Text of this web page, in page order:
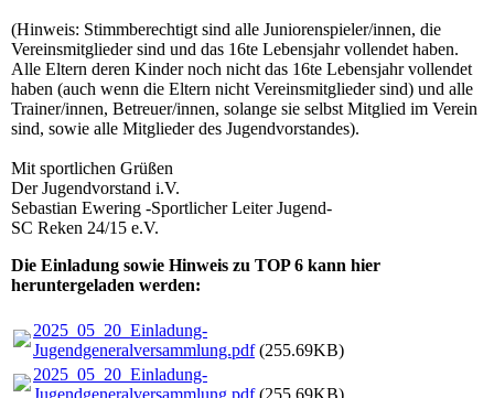
(Hinweis: Stimmberechtigt sind alle Juniorenspieler/innen, die
Vereinsmitglieder sind und das 16te Lebensjahr vollendet haben.
Alle Eltern deren Kinder noch nicht das 16te Lebensjahr vollendet
haben (auch wenn die Eltern nicht Vereinsmitglieder sind) und alle
Trainer/innen, Betreuer/innen, solange sie selbst Mitglied im Verein
sind, sowie alle Mitglieder des Jugendvorstandes).
Mit sportlichen Grüßen
Der Jugendvorstand i.V.
Sebastian Ewering -Sportlicher Leiter Jugend-
SC Reken 24/15 e.V.
Die Einladung sowie Hinweis zu TOP 6 kann hier
heruntergeladen werden:
2025_05_20_Einladung-
Jugendgeneralversammlung.pdf(255.69KB)
2025_05_20_Einladung-
Jugendgeneralversammlung.pdf(255.69KB)